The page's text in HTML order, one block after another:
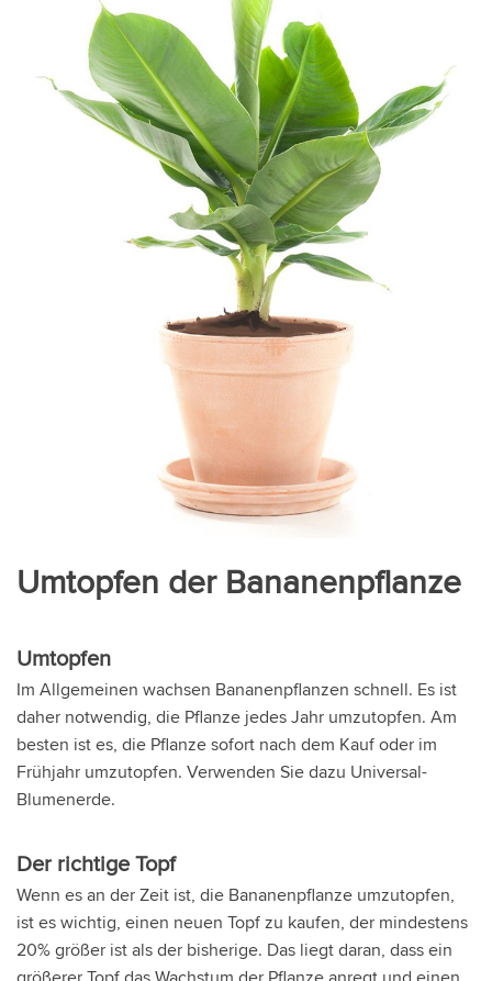
Umtopfen der Bananenpflanze
Umtopfen
Im Allgemeinen wachsen Bananenpflanzen schnell. Es ist
daher notwendig, die Pflanze jedes Jahr umzutopfen. Am
besten ist es, die Pflanze sofort nach dem Kauf oder im
Frühjahr umzutopfen. Verwenden Sie dazu Universal-
Blumenerde.
Der richtige Topf
Wenn es an der Zeit ist, die Bananenpflanze umzutopfen,
ist es wichtig, einen neuen Topf zu kaufen, der mindestens
20% größer ist als der bisherige. Das liegt daran, dass ein